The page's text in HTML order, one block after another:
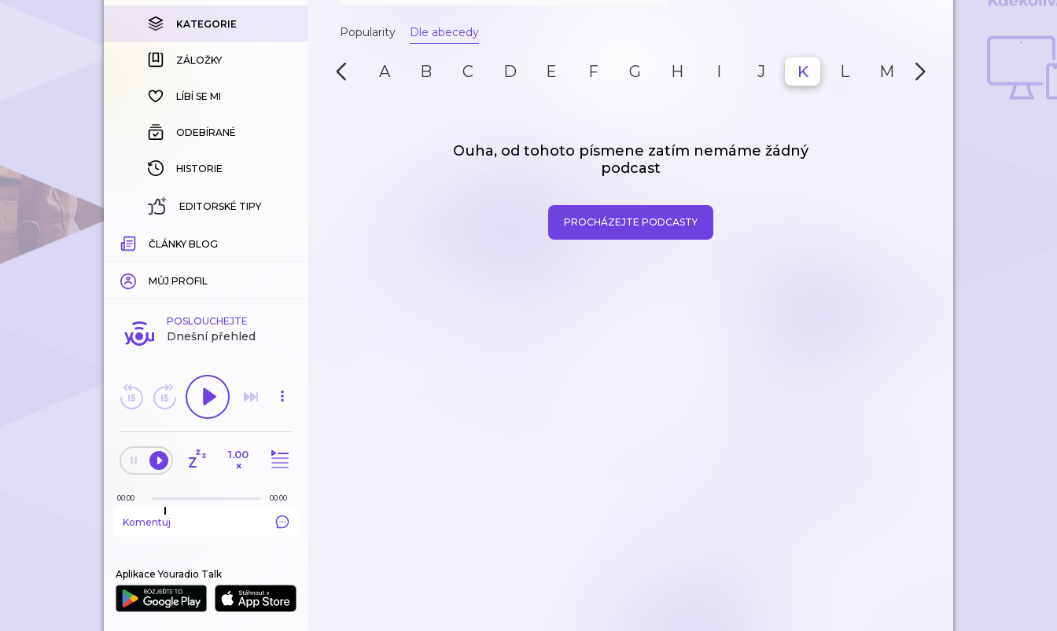
KATEGORIE
ZÁLOŽKY
HISTORIE
KATEGORIE
ZÁLOŽKY
LÍBÍ SE MI
ODEBÍRANÉ
HISTORIE
EDITORSKÉ TIPY
ČLÁNKY BLOG
MŮJ PROFIL
POSLOUCHEJTE
Dnešní přehled
1.00
×
00:00 00:00
Komentuj
Aplikace Youradio Talk
Popularity Dle abecedy
A B C D E F G H I J K L M N
Ouha, od tohoto písmene zatím nemáme žádný
podcast
PROCHÁZEJTE PODCASTY